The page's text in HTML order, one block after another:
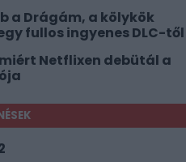
a Drágám, a kölykök
fullos ingyenes DLC-
Netflixen debütál a